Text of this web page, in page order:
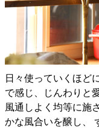
日々使っていくほど
で感じ、じんわりと
風通しよく均等に施
かな風合いを醸し、